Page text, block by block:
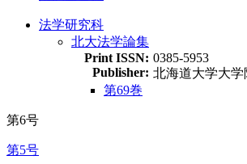
法学研究科
北大法学論集
Print ISSN: 0385-5953
Publisher: 北海道大学大
第69巻
第6号
第5号